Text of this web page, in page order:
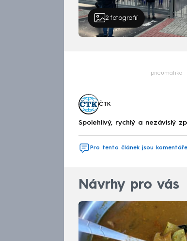
2fotografií
pneumatika
ČTK
Spolehlivý, rychlý a nezávislý
Pro tento článek jsou
Návrhy pro vás